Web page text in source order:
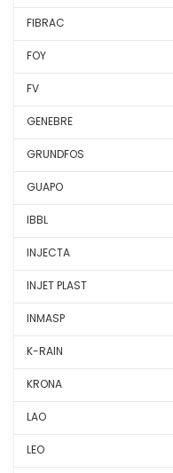
FIBRAC
FOY
FV
GENEBRE
GRUNDFOS
GUAPO
IBBL
INJECTA
INJET PLAST
INMASP
K-RAIN
KRONA
LAO
LEO